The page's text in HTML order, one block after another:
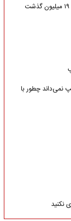
نمی‌داند چطور با
نکنید